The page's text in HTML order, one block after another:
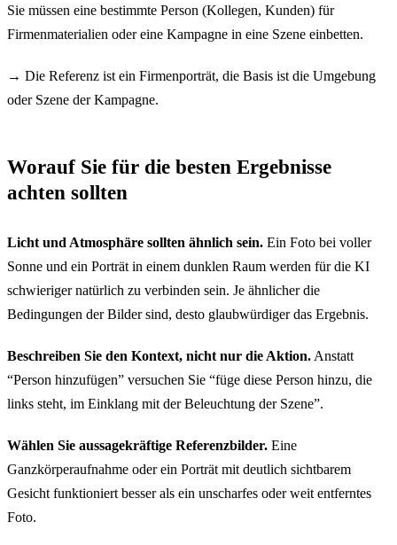
Sie müssen eine bestimmte Person (Kollegen, Kunden) für
Firmenmaterialien oder eine Kampagne in eine Szene einbetten.
→ Die Referenz ist ein Firmenporträt, die Basis ist die Umgebung
oder Szene der Kampagne.
Worauf Sie für die besten Ergebnisse
achten sollten
Licht und Atmosphäre sollten ähnlich sein. Ein Foto bei voller
Sonne und ein Porträt in einem dunklen Raum werden für die KI
schwieriger natürlich zu verbinden sein. Je ähnlicher die
Bedingungen der Bilder sind, desto glaubwürdiger das Ergebnis.
Beschreiben Sie den Kontext, nicht nur die Aktion. Anstatt
“Person hinzufügen” versuchen Sie “füge diese Person hinzu, die
links steht, im Einklang mit der Beleuchtung der Szene”.
Wählen Sie aussagekräftige Referenzbilder. Eine
Ganzkörperaufnahme oder ein Porträt mit deutlich sichtbarem
Gesicht funktioniert besser als ein unscharfes oder weit entferntes
Foto.